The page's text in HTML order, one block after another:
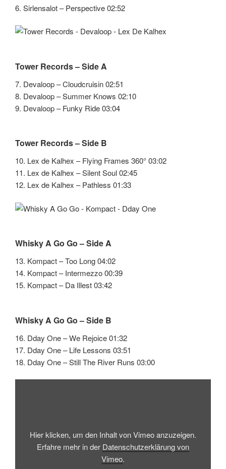
6. Sirlensalot – Perspective 02:52
Tower Records – Side A
7. Devaloop – Cloudcruisin 02:51
8. Devaloop – Summer Knows 02:10
9. Devaloop – Funky Ride 03:04
Tower Records – Side B
10. Lex de Kalhex – Flying Frames 360° 03:02
11. Lex de Kalhex – Silent Soul 02:45
12. Lex de Kalhex – Pathless 01:33
Whisky A Go Go – Side A
13. Kompact – Too Long 04:02
14. Kompact – Intermezzo 00:39
15. Kompact – Da Illest 03:42
Whisky A Go Go – Side B
16. Dday One – We Rejoice 01:32
17. Dday One – Life Lessons 03:51
18. Dday One – Still The River Runs 03:00
„REVISIT
Vimeo
anzeigen
Hier klicken, um den Inhalt von Vimeo anzuzeigen.
Erfahre mehr in der Datenschutzerklärung von
Vimeo.